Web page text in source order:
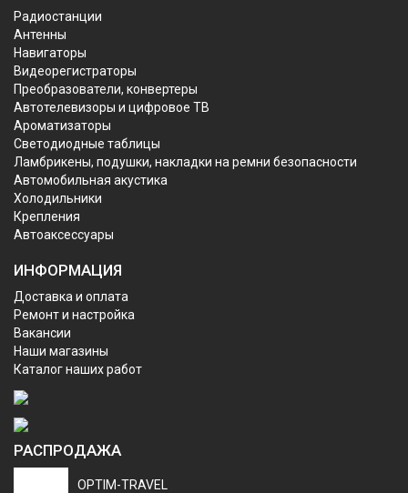
Радиостанции
Антенны
Навигаторы
Видеорегистраторы
Преобразователи, конвертеры
Автотелевизоры и цифровое ТВ
Ароматизаторы
Светодиодные таблицы
Ламбрикены, подушки, накладки на ремни безопасности
Автомобильная акустика
Холодильники
Крепления
Автоаксессуары
ИНФОРМАЦИЯ
Доставка и оплата
Ремонт и настройка
Вакансии
Наши магазины
Каталог наших работ
РАСПРОДАЖА
OPTIM-TRAVEL